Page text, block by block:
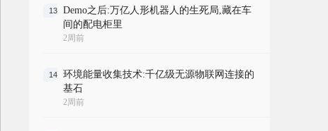
13
Demo之后:万亿人形机器人的生死局,藏在车
间的配电柜里
2周前
14
环境能量收集技术:千亿级无源物联网连接的
基石
2周前